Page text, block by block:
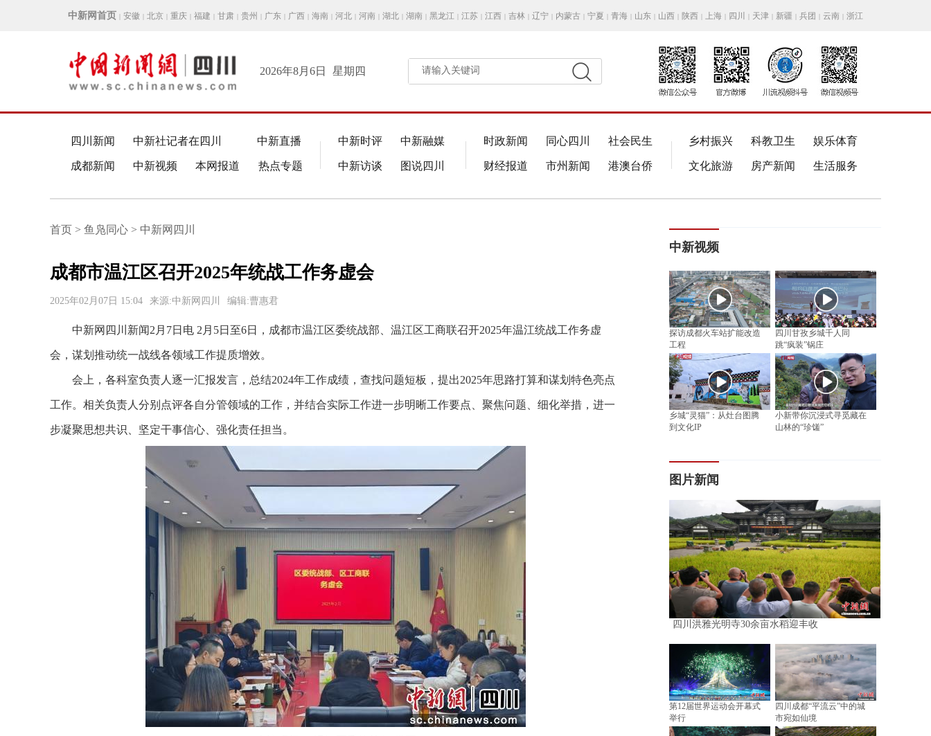
中新网首页 | 安徽 | 北京 | 重庆 | 福建 | 甘肃 | 贵州 | 广东 | 广西 | 海南 | 河北 | 河南 | 湖北 | 湖南 | 黑龙江 | 江苏 | 江西 | 吉林 | 辽宁 | 内蒙古 | 宁夏 | 青海 | 山东 | 山西 | 陕西 | 上海 | 四川 | 天津 | 新疆 | 兵团 | 云南 | 浙江
2026年8月6日 星期四 请输入关键词
四川新闻 中新社记者在四川 中新直播
成都新闻 中新视频 本网报道 热点专题
中新时评 中新融媒
中新访谈 图说四川
时政新闻 同心四川 社会民生
财经报道 市州新闻 港澳台侨
乡村振兴 科教卫生 娱乐体育
文化旅游 房产新闻 生活服务
首页 > 鱼凫同心 > 中新网四川
成都市温江区召开2025年统战工作务虚会
2025年02月07日 15:04 来源:中新网四川 编辑:曹惠君
中新网四川新闻2月7日电 2月5日至6日，成都市温江区委统战部、温江区工商联召开2025年温江统战工作务虚
会，谋划推动统一战线各领域工作提质增效。
会上，各科室负责人逐一汇报发言，总结2024年工作成绩，查找问题短板，提出2025年思路打算和谋划特色亮点
工作。相关负责人分别点评各自分管领域的工作，并结合实际工作进一步明晰工作要点、聚焦问题、细化举措，进一
步凝聚思想共识、坚定干事信心、强化责任担当。
中新视频
探访成都火车站扩能改造
工程
四川甘孜乡城千人同
跳“疯装”锅庄
乡城“灵猫”：从灶台图腾
到文化IP
小新带你沉浸式寻觅藏在
山林的“珍馐”
图片新闻
四川洪雅光明寺30余亩水稻迎丰收
第12届世界运动会开幕式
举行
四川成都“平流云”中的城
市宛如仙境